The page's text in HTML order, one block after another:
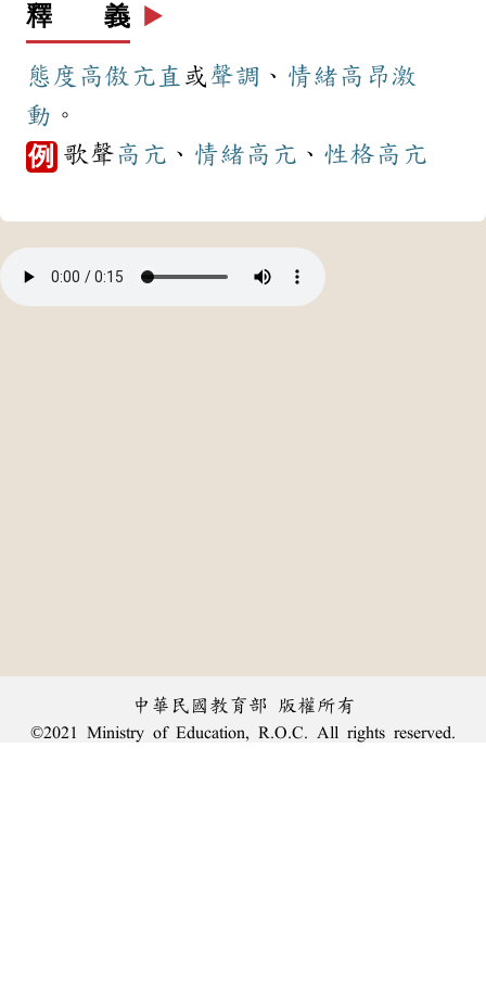
釋 義 ▶️
態度 高傲 亢直 或聲調 、 情緒高昂激
動 。
例 歌聲高亢 、 情緒高亢 、 性格高亢
中華民國教育部 版權所有
©2021 Ministry of Education, R.O.C. All rights reserved.